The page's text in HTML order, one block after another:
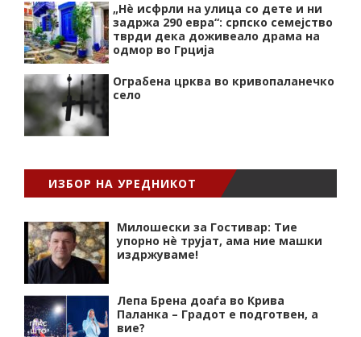
„Нѐ исфрли на улица со дете и ни
задржа 290 евра“: српско семејство
тврди дека доживеало драма на
одмор во Грција
Ограбена црква во кривопаланечко
село
ИЗБОР НА УРЕДНИКОТ
Милошески за Гостивар: Тие
упорно нѐ трујат, ама ние машки
издржуваме!
Лепа Брена доаѓа во Крива
Паланка – Градот е подготвен, а
вие?